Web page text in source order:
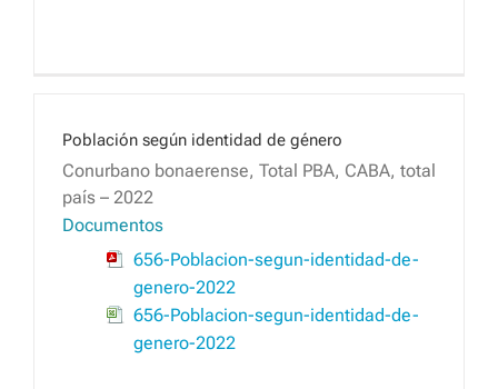
Población según identidad de género
Conurbano bonaerense, Total PBA, CABA, total
país – 2022
Documentos
656-Poblacion-segun-identidad-de-
genero-2022
656-Poblacion-segun-identidad-de-
genero-2022